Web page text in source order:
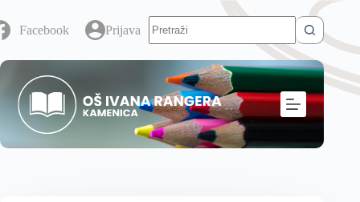
Facebook Prijava